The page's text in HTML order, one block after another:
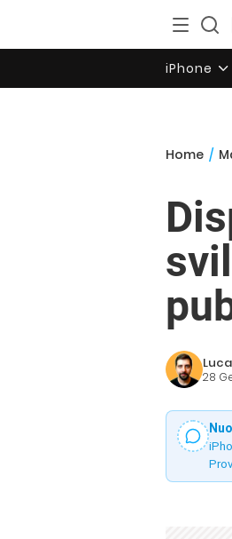
iPhone
Home /
28